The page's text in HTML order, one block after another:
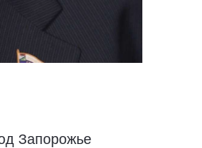
Запорожье